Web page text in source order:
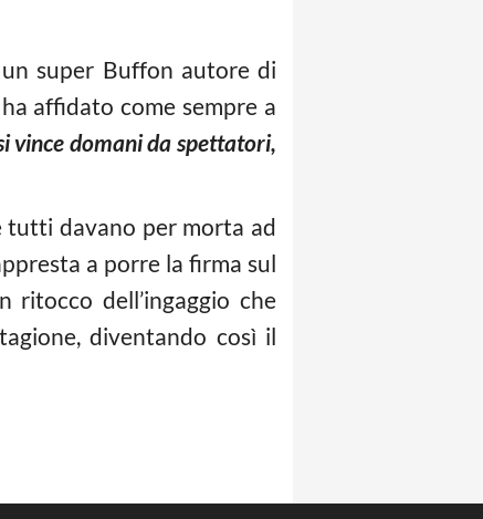
super Buffon autore di
ha affidato come sempre a
vince domani da spettatori,
tutti davano per morta ad
a porre la firma sul
dell’ingaggio che
diventando così il